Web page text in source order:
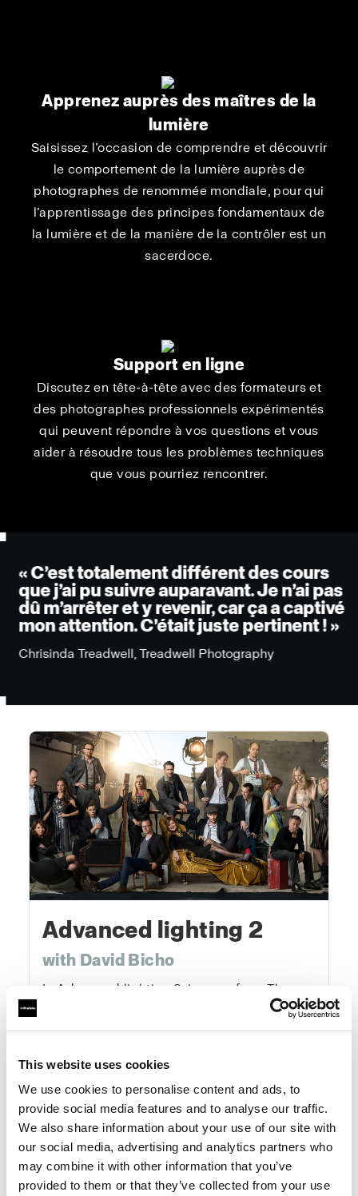
This website uses cookies
We use cookies to personalise content and ads, to
provide social media features and to analyse our traffic.
We also share information about your use of our site with
our social media, advertising and analytics partners who
may combine it with other information that you’ve
provided to them or that they’ve collected from your use
Apprenez auprès des maîtres de la
lumière
Saisissez l’occasion de comprendre et découvrir
le comportement de la lumière auprès de
photographes de renommée mondiale, pour qui
l’apprentissage des principes fondamentaux de
la lumière et de la manière de la contrôler est un
sacerdoce.
Support en ligne
Discutez en tête-à-tête avec des formateurs et
des photographes professionnels expérimentés
qui peuvent répondre à vos questions et vous
aider à résoudre tous les problèmes techniques
que vous pourriez rencontrer.
« C’est totalement différent des cours
que j’ai pu suivre auparavant. Je n’ai pas
dû m’arrêter et y revenir, car ça a captivé
mon attention. C’était juste pertinent ! »
Chrisinda Treadwell, Treadwell Photography
Advanced lighting 2
with David Bicho
In Advanced lighting 2, images from The
Archive are dissected piece by piece. You’ll
see exactly how they were created, explore
creative decision behind them. This course
gives you the tools and mindset to elevate
your photography systematically and
creatively — from concept to final image.
One-Time Purchase $199